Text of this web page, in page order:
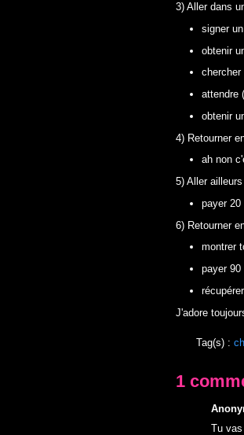
3) Aller dans
signer
obtenir
chercher
attendre
obtenir
4) Retourner
ah non
5) Aller
payer 20
6) Retourner
montrer
payer 90
J'adore
Tag(s) :
1
Tu vas